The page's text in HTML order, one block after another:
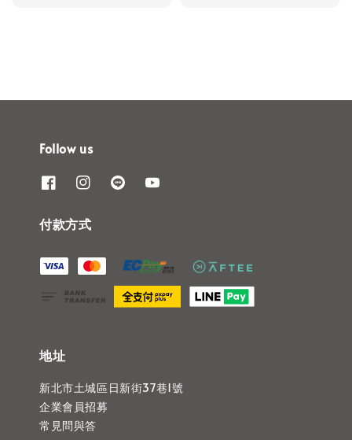
Follow us
付款方式
地址
新北市土城區日新街37巷1號
企業會員招募
常見問與答